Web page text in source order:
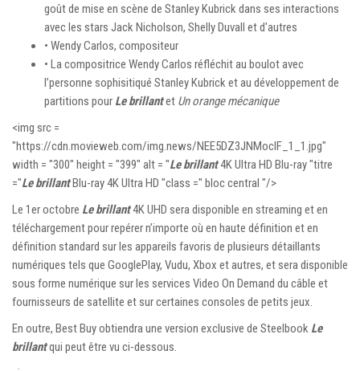
goût de mise en scène de Stanley Kubrick dans ses interactions
avec les stars Jack Nicholson, Shelly Duvall et d'autres
• Wendy Carlos, compositeur
• La compositrice Wendy Carlos réfléchit au boulot avec
l’personne sophisitiqué Stanley Kubrick et au développement de
partitions pour Le brillantet Un orange mécanique
<img src =
"https://cdn.movieweb.com/img.news/NEE5DZ3JNMocIF_1_1.jpg"
width = "300" height = "399" alt = "Le brillant4K Ultra HD Blu-ray "titre
="Le brillantBlu-ray 4K Ultra HD "class =" bloc central "/>
Le 1er octobre Le brillant4K UHD sera disponible en streaming et en
téléchargement pour repérer n’importe où en haute définition et en
définition standard sur les appareils favoris de plusieurs détaillants
numériques tels que GooglePlay, Vudu, Xbox et autres, et sera disponible
sous forme numérique sur les services Video On Demand du câble et
fournisseurs de satellite et sur certaines consoles de petits jeux.
En outre, Best Buy obtiendra une version exclusive de Steelbook Le
brillantqui peut être vu ci-dessous.